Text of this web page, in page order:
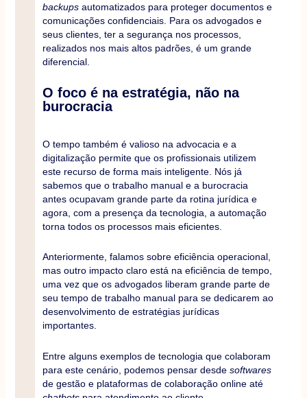
backupsautomatizados para proteger documentos e
comunicações confidenciais. Para os advogados e
seus clientes, ter a segurança nos processos,
realizados nos mais altos padrões, é um grande
diferencial.
O foco é na estratégia, não na
burocracia
O tempo também é valioso na advocacia e a
digitalização permite que os profissionais utilizem
este recurso de forma mais inteligente. Nós já
sabemos que o trabalho manual e a burocracia
antes ocupavam grande parte da rotina jurídica e
agora, com a presença da tecnologia, a automação
torna todos os processos mais eficientes.
Anteriormente, falamos sobre eficiência operacional,
mas outro impacto claro está na eficiência de tempo,
uma vez que os advogados liberam grande parte de
seu tempo de trabalho manual para se dedicarem ao
desenvolvimento de estratégias jurídicas
importantes.
Entre alguns exemplos de tecnologia que colaboram
para este cenário, podemos pensar desde softwares
de gestão e plataformas de colaboração online até